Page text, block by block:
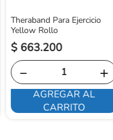
Theraband Para Ejercicio
Yellow Rollo
$ 663.200
＋
－
AGREGAR AL
CARRITO